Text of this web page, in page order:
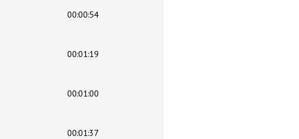
00:00:54
00:01:19
00:01:00
00:01:37